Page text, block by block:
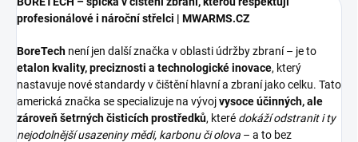
profesionálové i nároční střelci | MWARMS.CZ
BoreTech není jen další značka v oblasti údržby zbraní – je to
etalon kvality, preciznosti a technologické inovace, který
nastavuje nové standardy v čištění hlavní a zbraní jako celku. Tato
americká značka se specializuje na vývojvysoce účinných, ale
zároveň šetrných čisticích prostředků, které dokáží odstranit i ty
nejodolnější usazeniny mědi, karbonu či olova – a to bez